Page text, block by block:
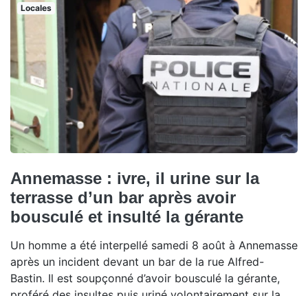
Locales
Annemasse : ivre, il urine sur la
terrasse d’un bar après avoir
bousculé et insulté la gérante
Un homme a été interpellé samedi 8 août à Annemasse
après un incident devant un bar de la rue Alfred-
Bastin. Il est soupçonné d’avoir bousculé la gérante,